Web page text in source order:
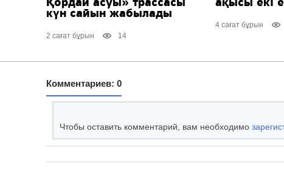
Қордай асуы» трассасы
күн сайын жабылады
2 сағат бұрын 14
ақысы екі
4 сағат бұрын
Комментариев: 0
Чтобы оставить комментарий, вам необходимо